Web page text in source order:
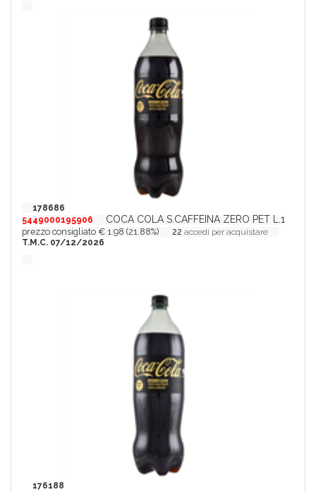
178686
5449000195906
COCA COLA S.CAFFEINA ZERO PET L.1
prezzo consigliato € 1.98 (21.88%) 22 accedi per acquistare
T.M.C. 07/12/2026
176188